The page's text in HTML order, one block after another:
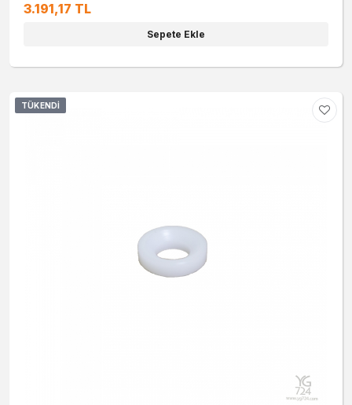
3.191,17 TL
Sepete Ekle
TÜKENDI